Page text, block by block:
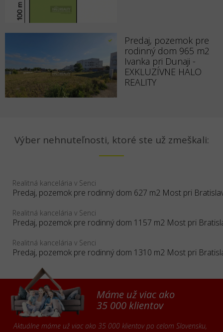
Predaj, pozemok pre
rodinný dom 965 m2
Ivanka pri Dunaji -
EXKLUZÍVNE HALO
REALITY
Výber nehnuteľnosti, ktoré ste už zmeškali:
Realitná kancelária v Senci
Realitná kancelária v Senci
Predaj, pozemok pre rodinný dom 1157 m2 Most pri
Realitná kancelária v Senci
Predaj, pozemok pre rodinný dom 1310 m2 Most pri
Máme už viac ako
35 000 klientov
Aktuálne máme už viac ako 35 000 klientov po celom Slovensku,